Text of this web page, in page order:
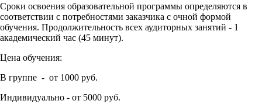
Сроки освоения образовательной программы определяются в
соответствии с потребностями заказчика с очной формой
обучения. Продолжительность всех аудиторных занятий - 1
академический час (45 минут).
Цена обучения:
В группе - от 1000 руб.
Индивидуально - от 5000 руб.